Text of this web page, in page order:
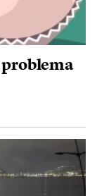
problema